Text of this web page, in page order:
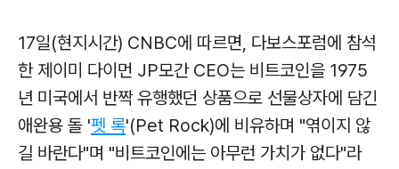
17일(현지시간) CNBC에 따르면, 다보스포럼에 참석
한 제이미 다이먼 JP모간 CEO는 비트코인을 1975
년 미국에서 반짝 유행했던 상품으로 선물상자에 담긴
애완용 돌 '펫 록'(Pet Rock)에 비유하며 "엮이지 않
길 바란다"며 "비트코인에는 아무런 가치가 없다"라